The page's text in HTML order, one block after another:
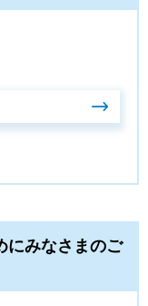
にみなさまのご